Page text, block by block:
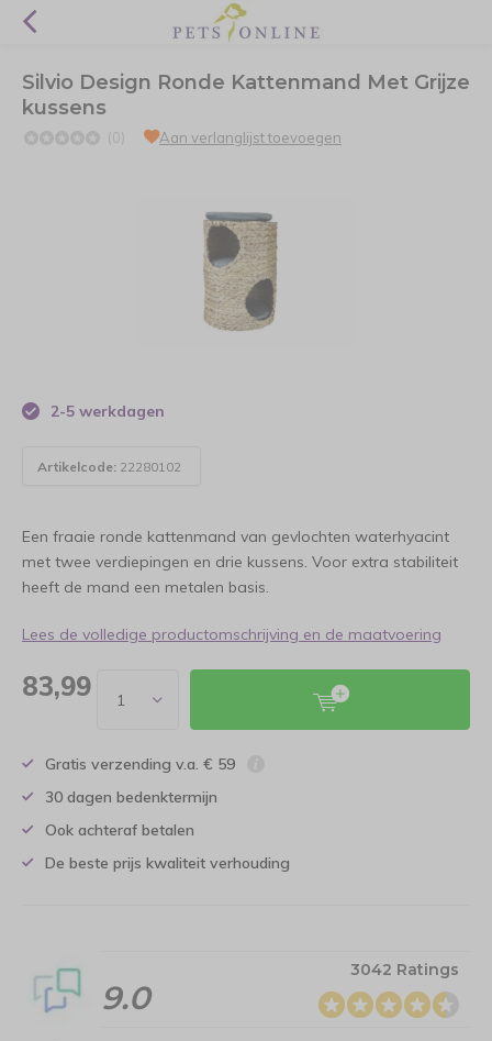
Silvio Design Ronde Kattenmand Met Grijze
kussens
(0) Aan verlanglijst toevoegen
2-5 werkdagen
Artikelcode: 22280102
Een fraaie ronde kattenmand van gevlochten waterhyacint
met twee verdiepingen en drie kussens. Voor extra stabiliteit
heeft de mand een metalen basis.
Lees de volledige productomschrijving en de maatvoering
83,99
Gratis verzending v.a. € 59
30 dagen bedenktermijn
Ook achteraf betalen
De beste prijs kwaliteit verhouding
9.0
3042 Ratings